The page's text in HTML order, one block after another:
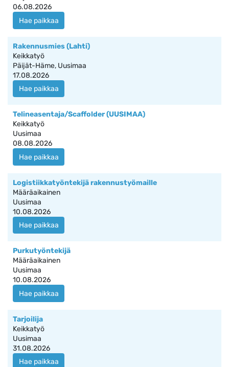
06.08.2026
Hae paikkaa
Rakennusmies (Lahti)
Keikkatyö
Päijät-Häme, Uusimaa
17.08.2026
Hae paikkaa
Telineasentaja/Scaffolder (UUSIMAA)
Keikkatyö
Uusimaa
08.08.2026
Hae paikkaa
Logistiikkatyöntekijä rakennustyömaille
Määräaikainen
Uusimaa
10.08.2026
Hae paikkaa
Purkutyöntekijä
Määräaikainen
Uusimaa
10.08.2026
Hae paikkaa
Tarjoilija
Keikkatyö
Uusimaa
31.08.2026
Hae paikkaa